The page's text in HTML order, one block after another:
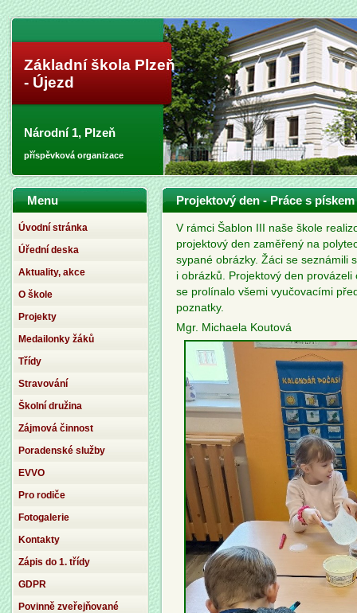
Základní škola Plzeň
- Újezd
Národní 1, Plzeň
příspěvková organizace
Projektový den - Práce s
V rámci Šablon III naše škole
projektový den zaměřený na
sypané obrázky. Žáci se seznámili
i obrázků. Projektový den
se prolínalo všemi vyučovacími
poznatky.
Mgr. Michaela Koutová
Menu
Úvodní stránka
Úřední deska
Aktuality, akce
O škole
Projekty
Medailonky žáků
Třídy
Stravování
Školní družina
Zájmová činnost
Poradenské služby
EVVO
Pro rodiče
Fotogalerie
Kontakty
Zápis do 1. třídy
GDPR
Povinně zveřejňované